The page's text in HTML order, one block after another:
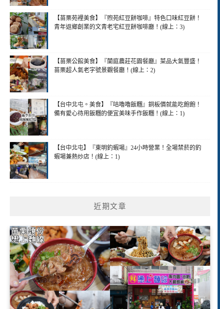
【苗栗苑裡美食】『煦苑紅豆餅咖啡』特色口味紅豆餅！
青年返鄉創業的文青老宅紅豆餅咖啡廳！(線上：3)
【苗栗公館美食】『蘭庭農莊花園餐廳』菜品大氣豐盛！
苗栗超人氣老字號景觀餐廳！(線上：2)
【台中北屯。美食】『咕嚕嚕飯糰』銅板價就能吃飽飽！
備有愛心待用飯糰的便宜美味手作飯糰！(線上：1)
【台中北屯】『東明釣蝦場』24小時營業！全場禁菸的釣
蝦場兼熱炒店！(線上：1)
近期文章